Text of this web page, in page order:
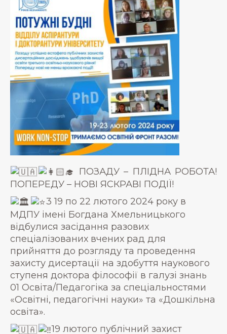
ПОЗАДУ – ПЛІДНА РОБОТА!
ПОПЕРЕДУ – НОВІ ЯСКРАВІ ПОДІЇ!
3 19 по 22 лютого 2024 року в
МДПУ імені Богдана Хмельницького
відбулися засідання разових
спеціалізованих вчених рад для
прийняття до розгляду та проведення
захисту дисертації на здобуття наукового
ступеня доктора філософії в галузі знань
01 Освіта/Педагогіка за спеціальностями
«Освітні, педагогічні науки» та «Дошкільна
освіта».
19 лютого публічний захист